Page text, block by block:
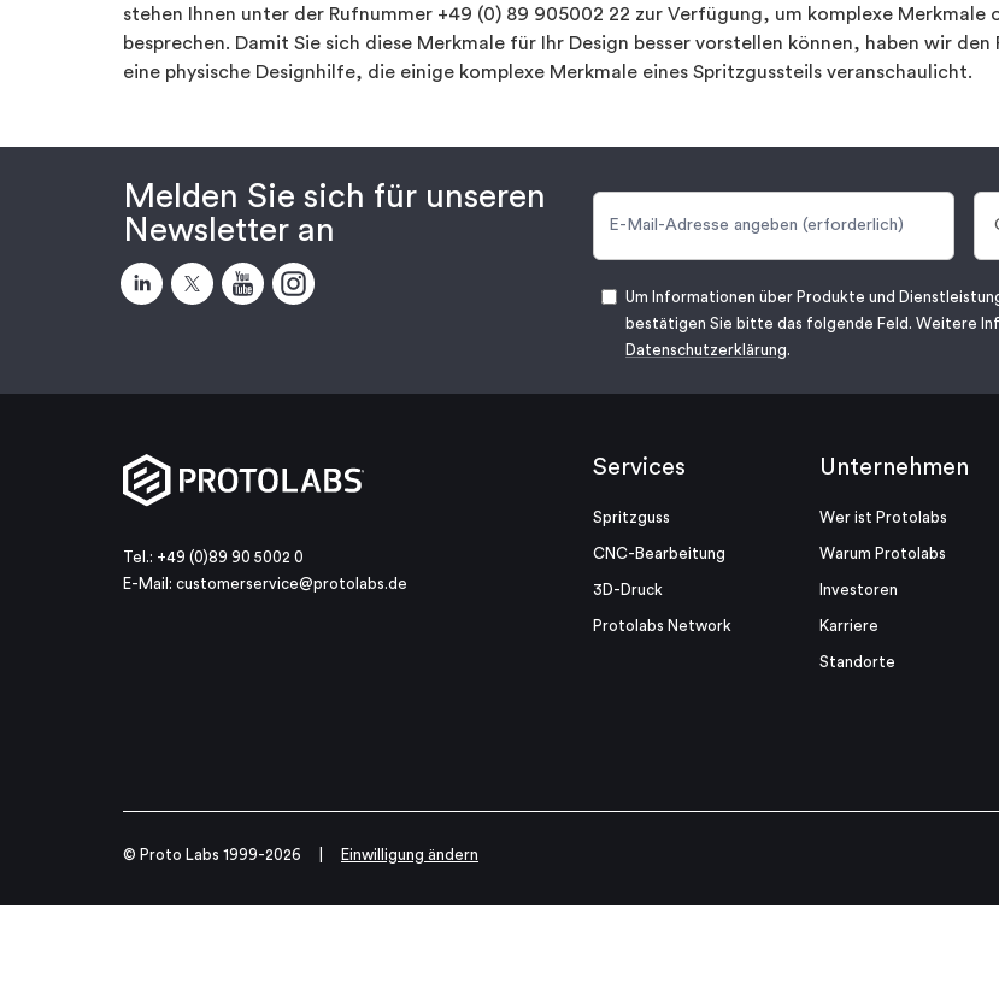
stehen Ihnen unter der Rufnummer +49 (0) 89 905002 22 zur Verfügung, um komplexe Merkmale
besprechen. Damit Sie sich diese Merkmale für Ihr Design besser vorstellen können, haben wir
eine physische Designhilfe, die einige komplexe Merkmale eines Spritzgussteils veranschaulicht.
Melden Sie sich für unseren
Newsletter an
Um Informationen über Produkte und
bestätigen Sie bitte das folgende Feld. Weitere
Datenschutzerklärung.
Tel.: +49 (0)89 90 5002 0
E-Mail: customerservice@protolabs.de
Services
Spritzguss
CNC-Bearbeitung
3D-Druck
Protolabs Network
Unternehmen
Wer ist Protolabs
Warum Protolabs
Investoren
Karriere
Standorte
© Proto Labs 1999-2026 Einwilligung ändern